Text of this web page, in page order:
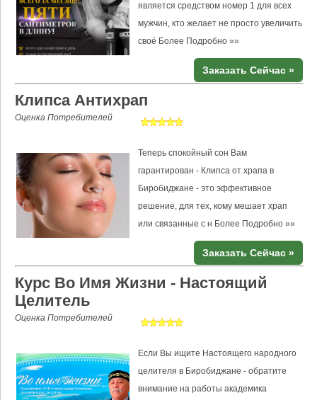
является средством номер 1 для всех
мужчин, кто желает не просто увеличить
своё Более Подробно »»
Заказать Сейчас »
Клипса Антихрап
Оценка Потребителей
Теперь спокойный сон Вам
гарантирован - Клипса от храпа в
Биробиджане - это эффективное
решение, для тех, кому мешает храп
или связанные с н Более Подробно »»
Заказать Сейчас »
Курс Во Имя Жизни - Настоящий
Целитель
Оценка Потребителей
Если Вы ищите Настоящего народного
целителя в Биробиджане - обратите
внимание на работы академика